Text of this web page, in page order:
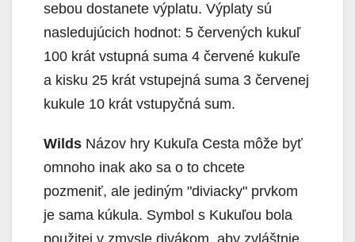
sebou dostanete výplatu. Výplaty sú
nasledujúcich hodnot: 5 červených kukuľ
100 krát vstupná suma 4 červené kukuľe
a kisku 25 krát vstupejná suma 3 červenej
kukule 10 krát vstupyčná sum.
Wilds Názov hry Kukuľa Cesta môže byť
omnoho inak ako sa o to chcete
pozmeniť, ale jediným "diviacky" prvkom
je sama kúkula. Symbol s Kukuľou bola